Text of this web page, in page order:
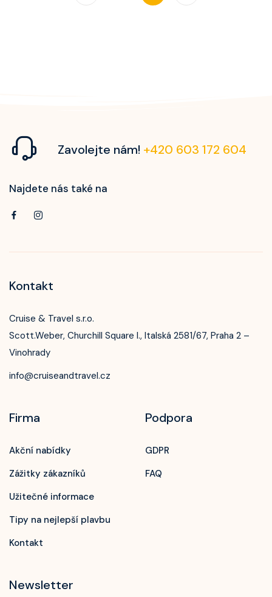
Zavolejte nám! +420 603 172 604
Najdete nás také na
Kontakt
Cruise & Travel s.r.o.
Scott.Weber, Churchill Square I., Italská 2581/67, Praha 2 –
Vinohrady
info@cruiseandtravel.cz
Firma
Akční nabídky
Zážitky zákazníků
Užitečné informace
Tipy na nejlepší plavbu
Kontakt
Podpora
GDPR
FAQ
Newsletter